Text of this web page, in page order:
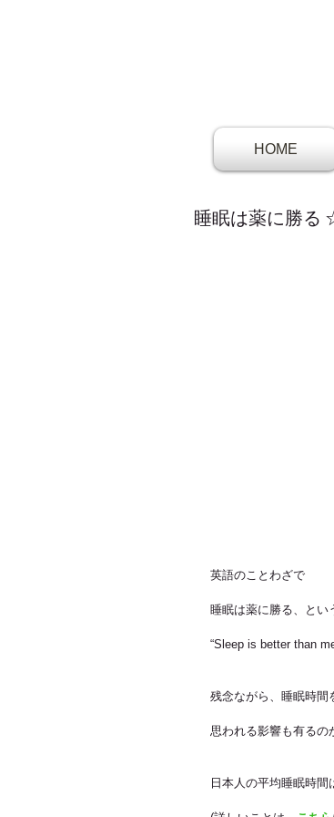
HOME
睡眠は薬に勝る
英語のことわざで
睡眠は薬に勝る、とい
“Sleep is better than
残念ながら、睡眠時間
思われる影響も有るの
日本人の平均睡眠時間